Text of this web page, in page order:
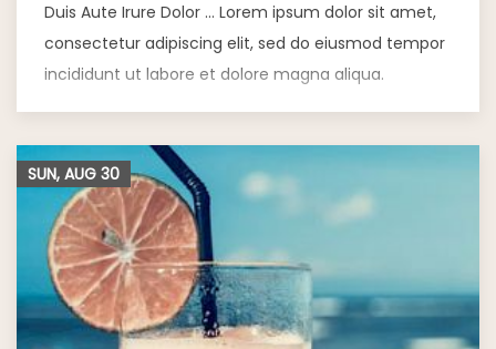
Duis Aute Irure Dolor … Lorem ipsum dolor sit amet,
consectetur adipiscing elit, sed do eiusmod tempor
incididunt ut labore et dolore magna aliqua.
SUN, AUG 30